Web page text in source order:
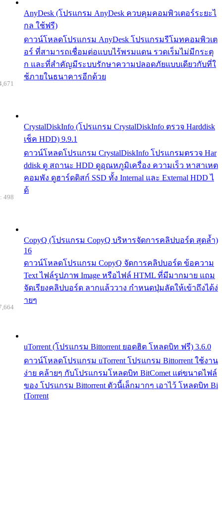
AnyDesk (โปรแกรม AnyDesk ควบคุมคอมพิวเตอร์ระยะไ
กล ใช้ฟรี)
ดาวน์โหลดโปรแกรม AnyDesk โปรแกรมรีโมทคอมพิวเต
อร์ ที่สามารถเชื่อมต่อแบบไร้พรมแดน รวดเร็มไม่มีกระตุ
ก และที่สำคัญมีระบบรักษาความปลอดภัยแบบเดียวกับที่ใ
ช้ภายในธนาคารอีกด้วย
CrystalDiskInfo (โปรแกรม CrystalDiskInfo ตรวจ Harddisk
เช็ค HDD) 9.9.1
ดาวน์โหลดโปรแกรม CrystalDiskInfo โปรแกรมตรวจ Har
ddisk ดู สถานะ HDD ดูอุณหภูมิเครื่อง ความเร็ว หาสาเหต
คอมพัง ดูฮาร์ดดิสก์ SSD ทั้ง Internal และ External HDD ไ
ด้
CopyQ (โปรแกรม CopyQ บริหารจัดการคลิปบอร์ด สุดล้ำ)
16
ดาวน์โหลดโปรแกรม CopyQ จัดการคลิปบอร์ด ข้อความ
Text ไฟล์รูปภาพ Image หรือไฟล์ HTML ที่มีมากมาย แถม
จัดเรียงคลิปบอร์ด ลากแล้ววาง กำหนดปุ่มลัดให้เข้าถึงได้ง่
ายๆ
498
uTorrent (โปรแกรม Bittorrent ยอดฮิต โหลดบิท ฟรี) 3.6.0
ดาวน์โหลดโปรแกรม uTorrent โปรแกรม Bittorrent ใช้งาน
ง่าย คล้ายๆ กับโปรแกรมโหลดบิท BitComet แต่ขนาดไฟล์
ของ โปรแกรม Bittorrent ตัวนี้เล็กมากๆ เอาไว้ โหลดบิท Bi
tTorrent